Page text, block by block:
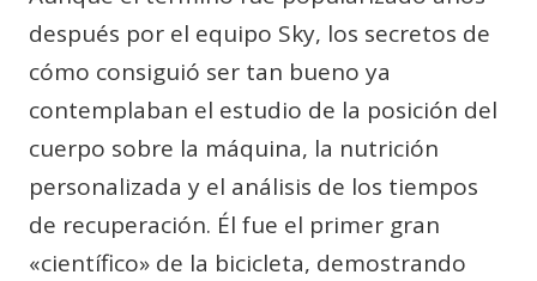
después por el equipo Sky, los secretos de
cómo consiguió ser tan bueno ya
contemplaban el estudio de la posición del
cuerpo sobre la máquina, la nutrición
personalizada y el análisis de los tiempos
de recuperación. Él fue el primer gran
«científico» de la bicicleta, demostrando